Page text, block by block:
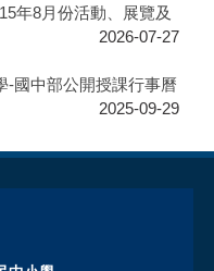
年8月份活動、展覽及
2026-07-27
-國中部公開授課行事曆
2025-09-29